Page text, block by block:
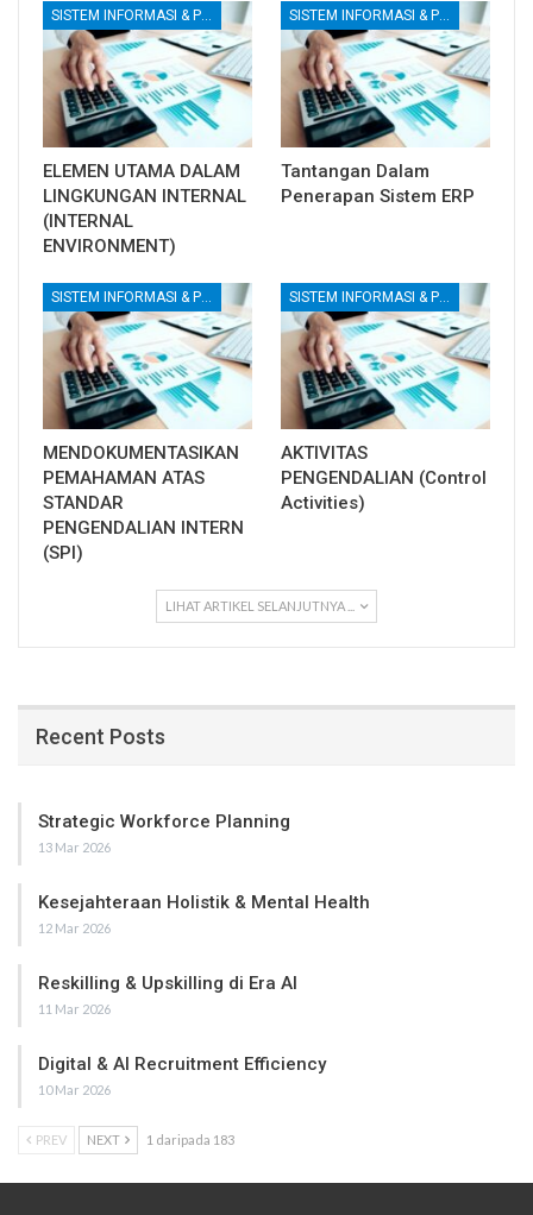
SISTEM INFORMASI & PENGENDALIAN INTERNAL
ELEMEN UTAMA DALAM
LINGKUNGAN INTERNAL
(INTERNAL
ENVIRONMENT)
SISTEM INFORMASI & PENGENDALIAN INTERNAL
Tantangan Dalam
Penerapan Sistem ERP
SISTEM INFORMASI & PENGENDALIAN INTERNAL
MENDOKUMENTASIKAN
PEMAHAMAN ATAS
STANDAR
PENGENDALIAN INTERN
(SPI)
SISTEM INFORMASI & PENGENDALIAN INTERNAL
AKTIVITAS
PENGENDALIAN (Control
Activities)
LIHAT ARTIKEL SELANJUTNYA ...
Recent Posts
Strategic Workforce Planning
13 Mar 2026
Kesejahteraan Holistik & Mental Health
12 Mar 2026
Reskilling & Upskilling di Era AI
11 Mar 2026
Digital & AI Recruitment Efficiency
10 Mar 2026
PREV NEXT 1 daripada 183